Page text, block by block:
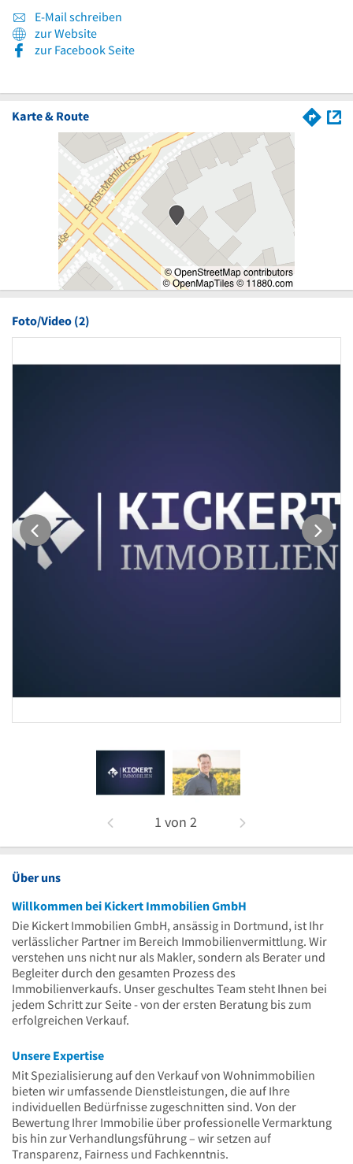
E-Mail schreiben
zur Website
zur Facebook Seite
Karte & Route
Foto/Video (2)
1 von 2
Über uns
Willkommen bei Kickert Immobilien GmbH
Die Kickert Immobilien GmbH, ansässig in Dortmund, ist Ihr
verlässlicher Partner im Bereich Immobilienvermittlung. Wir
verstehen uns nicht nur als Makler, sondern als Berater und
Begleiter durch den gesamten Prozess des
Immobilienverkaufs. Unser geschultes Team steht Ihnen bei
jedem Schritt zur Seite - von der ersten Beratung bis zum
erfolgreichen Verkauf.
Unsere Expertise
Mit Spezialisierung auf den Verkauf von Wohnimmobilien
bieten wir umfassende Dienstleistungen, die auf Ihre
individuellen Bedürfnisse zugeschnitten sind. Von der
Bewertung Ihrer Immobilie über professionelle Vermarktung
bis hin zur Verhandlungsführung – wir setzen auf
Transparenz, Fairness und Fachkenntnis.